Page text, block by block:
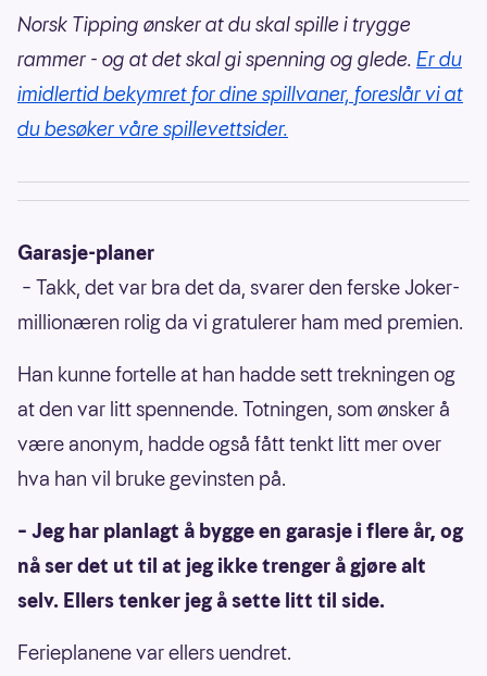
Norsk Tipping ønsker at du skal spille i trygge
rammer - og at det skal gi spenning og glede. Er du
imidlertid bekymret for dine spillvaner, foreslår vi at
du besøker våre spillevettsider.
Garasje-planer
– Takk, det var bra det da, svarer den ferske Joker-
millionæren rolig da vi gratulerer ham med premien.
Han kunne fortelle at han hadde sett trekningen og
at den var litt spennende. Totningen, som ønsker å
være anonym, hadde også fått tenkt litt mer over
hva han vil bruke gevinsten på.
– Jeg har planlagt å bygge en garasje i flere år, og
nå ser det ut til at jeg ikke trenger å gjøre alt
selv. Ellers tenker jeg å sette litt til side.
Ferieplanene var ellers uendret.